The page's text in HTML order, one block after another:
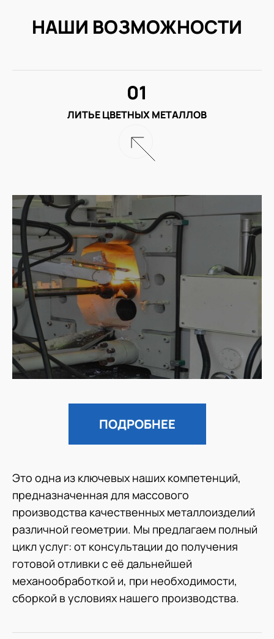
НАШИ ВОЗМОЖНОСТИ
ЛИТЬЕ ЦВЕТНЫХ МЕТАЛЛОВ
01
ПОДРОБНЕЕ
Это одна из ключевых наших компетенций,
предназначенная для массового
производства качественных металлоизделий
различной геометрии. Мы предлагаем полный
цикл услуг: от консультации до получения
готовой отливки с её дальнейшей
механообработкой и, при необходимости,
сборкой в условиях нашего производства.